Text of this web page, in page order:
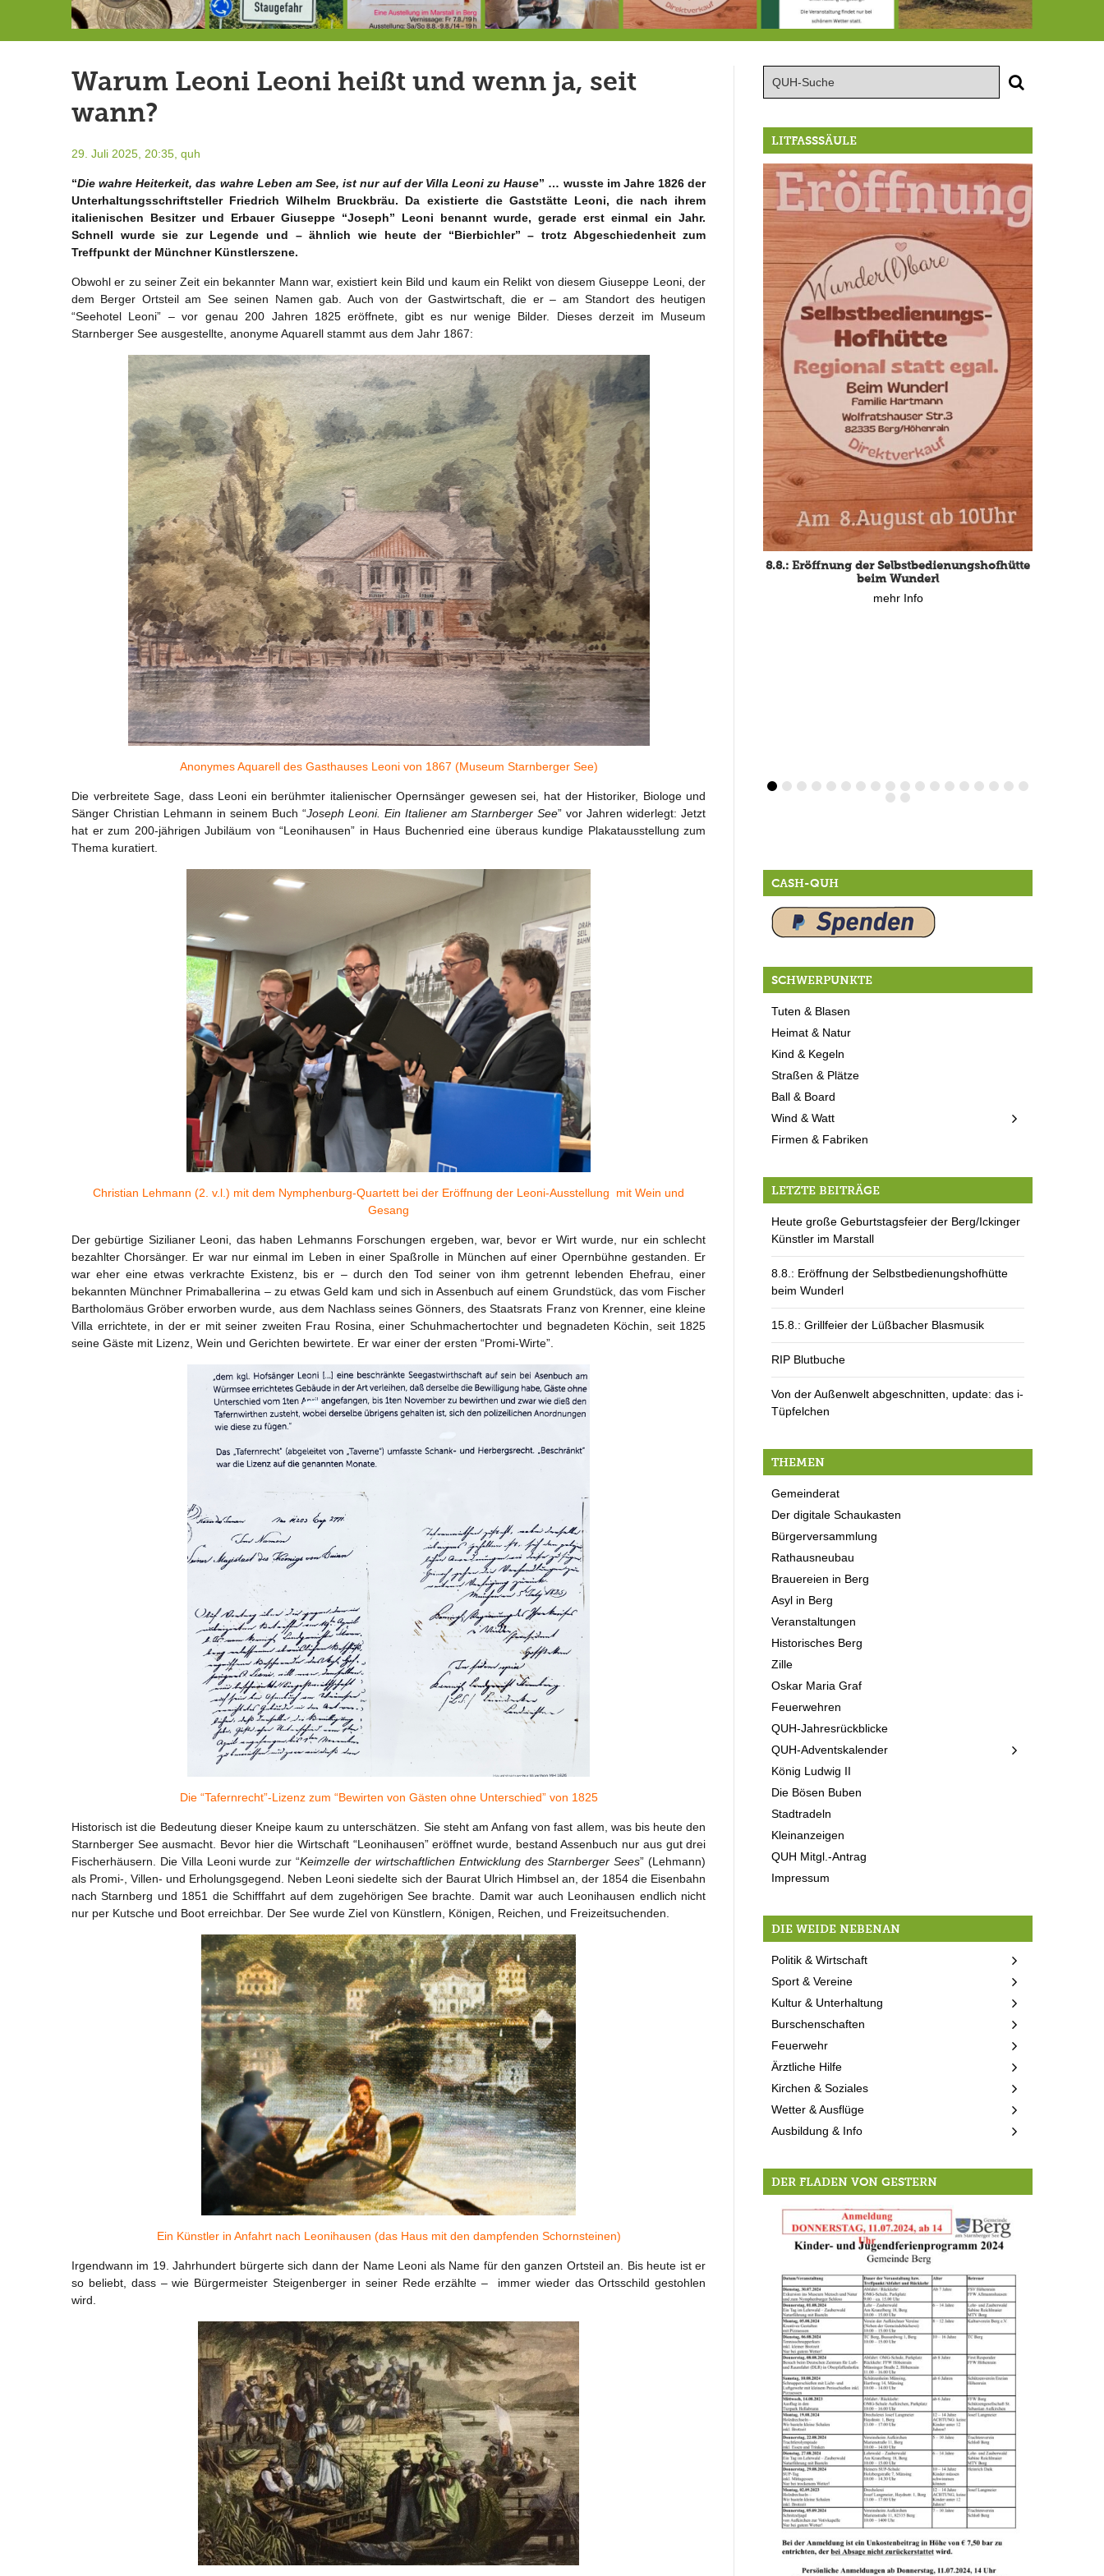
Warum Leoni Leoni heißt und wenn ja, seit
wann?
29. Juli 2025, 20:35, quh
“Die wahre Heiterkeit, das wahre Leben am See, ist nur auf der Villa Leoni zu Hause” … wusste im Jahre 1826 der
Unterhaltungsschriftsteller Friedrich Wilhelm Bruckbräu. Da existierte die Gaststätte Leoni, die nach ihrem
italienischen Besitzer und Erbauer Giuseppe “Joseph” Leoni benannt wurde, gerade erst einmal ein Jahr.
Schnell wurde sie zur Legende und – ähnlich wie heute der “Bierbichler” – trotz Abgeschiedenheit zum
Treffpunkt der Münchner Künstlerszene.
Obwohl er zu seiner Zeit ein bekannter Mann war, existiert kein Bild und kaum ein Relikt von diesem Giuseppe Leoni, der
dem Berger Ortsteil am See seinen Namen gab. Auch von der Gastwirtschaft, die er – am Standort des heutigen
“Seehotel Leoni” – vor genau 200 Jahren 1825 eröffnete, gibt es nur wenige Bilder. Dieses derzeit im Museum
Starnberger See ausgestellte, anonyme Aquarell stammt aus dem Jahr 1867:
Anonymes Aquarell des Gasthauses Leoni von 1867 (Museum Starnberger See)
Die verbreitete Sage, dass Leoni ein berühmter italienischer Opernsänger gewesen sei, hat der Historiker, Biologe und
Sänger Christian Lehmann in seinem Buch “Joseph Leoni. Ein Italiener am Starnberger See” vor Jahren widerlegt: Jetzt
hat er zum 200-jährigen Jubiläum von “Leonihausen” in Haus Buchenried eine überaus kundige Plakatausstellung zum
Thema kuratiert.
Christian Lehmann (2. v.l.) mit dem Nymphenburg-Quartett bei der Eröffnung der Leoni-Ausstellung mit Wein und
Gesang
Der gebürtige Sizilianer Leoni, das haben Lehmanns Forschungen ergeben, war, bevor er Wirt wurde, nur ein schlecht
bezahlter Chorsänger. Er war nur einmal im Leben in einer Spaßrolle in München auf einer Opernbühne gestanden. Er
war eher eine etwas verkrachte Existenz, bis er – durch den Tod seiner von ihm getrennt lebenden Ehefrau, einer
bekannten Münchner Primaballerina – zu etwas Geld kam und sich in Assenbuch auf einem Grundstück, das vom Fischer
Bartholomäus Gröber erworben wurde, aus dem Nachlass seines Gönners, des Staatsrats Franz von Krenner, eine kleine
Villa errichtete, in der er mit seiner zweiten Frau Rosina, einer Schuhmachertochter und begnadeten Köchin, seit 1825
seine Gäste mit Lizenz, Wein und Gerichten bewirtete. Er war einer der ersten “Promi-Wirte”.
Die “Tafernrecht”-Lizenz zum “Bewirten von Gästen ohne Unterschied” von 1825
Historisch ist die Bedeutung dieser Kneipe kaum zu unterschätzen. Sie steht am Anfang von fast allem, was bis heute den
Starnberger See ausmacht. Bevor hier die Wirtschaft “Leonihausen” eröffnet wurde, bestand Assenbuch nur aus gut drei
Fischerhäusern. Die Villa Leoni wurde zur “Keimzelle der wirtschaftlichen Entwicklung des Starnberger Sees” (Lehmann)
als Promi-, Villen- und Erholungsgegend. Neben Leoni siedelte sich der Baurat Ulrich Himbsel an, der 1854 die Eisenbahn
nach Starnberg und 1851 die Schifffahrt auf dem zugehörigen See brachte. Damit war auch Leonihausen endlich nicht
nur per Kutsche und Boot erreichbar. Der See wurde Ziel von Künstlern, Königen, Reichen, und Freizeitsuchenden.
Ein Künstler in Anfahrt nach Leonihausen (das Haus mit den dampfenden Schornsteinen)
Irgendwann im 19. Jahrhundert bürgerte sich dann der Name Leoni als Name für den ganzen Ortsteil an. Bis heute ist er
so beliebt, dass – wie Bürgermeister Steigenberger in seiner Rede erzählte – immer wieder das Ortsschild gestohlen
wird.
LITFASSSÄULE
mehr Info
CASH-QUH
SCHWERPUNKTE
Tuten & Blasen
Heimat & Natur
Kind & Kegeln
Straßen & Plätze
Ball & Board
Wind & Watt
Firmen & Fabriken
LETZTE BEITRÄGE
Heute große Geburtstagsfeier der Berg/Ickinger
Künstler im Marstall
8.8.: Eröffnung der Selbstbedienungshofhütte
beim Wunderl
15.8.: Grillfeier der Lüßbacher Blasmusik
RIP Blutbuche
Von der Außenwelt abgeschnitten, update: das i-
Tüpfelchen
THEMEN
Gemeinderat
Der digitale Schaukasten
Bürgerversammlung
Rathausneubau
Brauereien in Berg
Asyl in Berg
Veranstaltungen
Historisches Berg
Zille
Oskar Maria Graf
Feuerwehren
QUH-Jahresrückblicke
QUH-Adventskalender
König Ludwig II
Die Bösen Buben
Stadtradeln
Kleinanzeigen
QUH Mitgl.-Antrag
Impressum
DIE WEIDE NEBENAN
Politik & Wirtschaft
Sport & Vereine
Kultur & Unterhaltung
Burschenschaften
Feuerwehr
Ärztliche Hilfe
Kirchen & Soziales
Wetter & Ausflüge
Ausbildung & Info
DER FLADEN VON GESTERN